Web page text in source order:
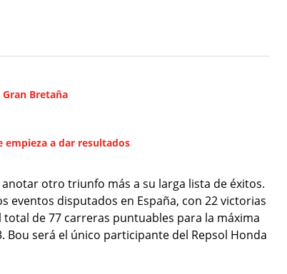
Bretaña
empieza a dar resultados
otro triunfo más a su larga lista de éxitos.
eventos disputados en España, con 22 victorias
total de 77 carreras puntuables para la máxima
será el único participante del Repsol Honda